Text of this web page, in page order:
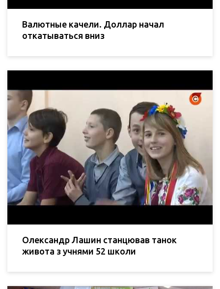
Валютные качели. Доллар начал
откатываться вниз
Олександр Лашин станцював танок
живота з учнями 52 школи